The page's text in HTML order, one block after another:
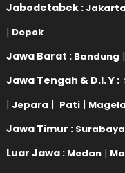
Jabodetabek : Jakarta
| Depok
Jawa Barat : Bandung |
Jawa Tengah & D.I. Y :
| Jepara | Pati |
Jawa Timur : Surabaya
Luar Jawa : Medan |